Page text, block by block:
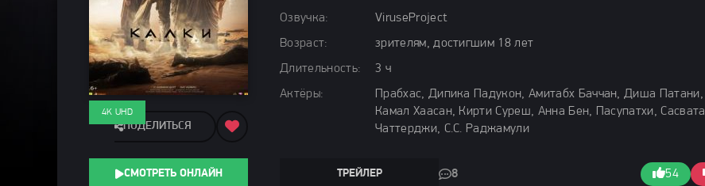
Озвучка:
ViruseProject
Возраст:
зрителям, достигшим 18 лет
Длительность:
3 ч
Актёры:
Прабхас, Дипика Падукон, Амитабх Баччан, Диша Патани,
Камал Хаасан, Кирти Суреш, Анна Бен, Пасупатхи, Сасвата
Чаттерджи, С.С. Раджамули
ТРЕЙЛЕР 8 54
4K UHD
ПОДЕЛИТЬСЯ
СМОТРЕТЬ ОНЛАЙН